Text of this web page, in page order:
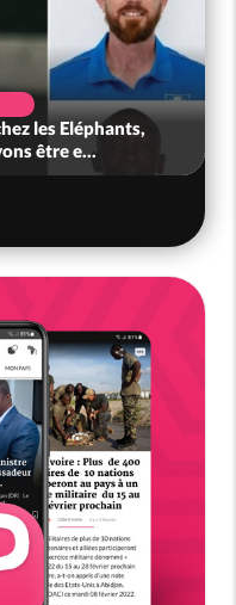
les Eléphants,
être e...